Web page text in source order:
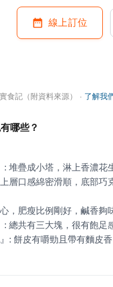
線上訂位
食記（附資料來源） · 了解我
哪些？
層口感綿密滑順，底部巧
』 : 餅皮有嚼勁且帶有麵皮